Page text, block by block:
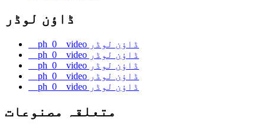
ڈاؤن لوڈر
__ph_0__video ڈاؤن لوڈر
__ph_0__video ڈاؤن لوڈر
__ph_0__video ڈاؤن لوڈر
__ph_0__video ڈاؤن لوڈر
__ph_0__video ڈاؤن لوڈر
متعلقہ مصنوعات